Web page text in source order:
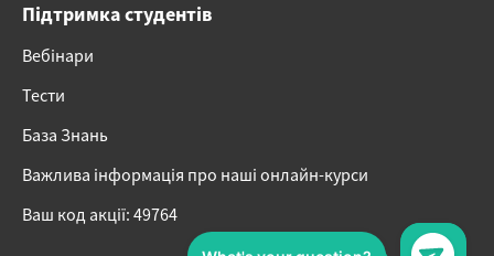
Підтримка студентів
Вебінари
Тести
База Знань
Важлива інформація про наші онлайн-курси
Ваш код акції: 49764